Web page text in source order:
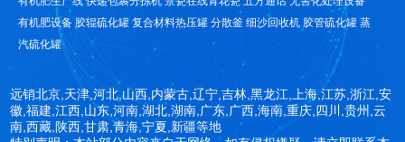
有机肥设备 胶辊硫化罐 复合材料热压罐 分散釜 细沙回收机 胶管硫化罐 蒸
汽硫化罐
远销北京,天津,河北,山西,内蒙古,辽宁,吉林,黑龙江,上海,江苏,浙江,安
徽,福建,江西,山东,河南,湖北,湖南,广东,广西,海南,重庆,四川,贵州,云
南,西藏,陕西,甘肃,青海,宁夏,新疆等地